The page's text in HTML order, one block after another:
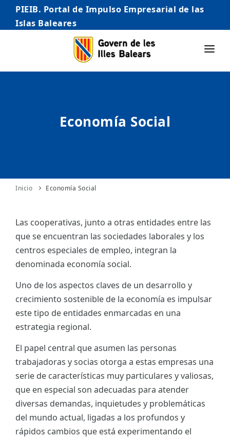
PIEIB. Portal de Impulso Empresarial de las
Islas Baleares
INICIO
AUTÓNOMO/AUTÓNOMA
INTERNACIONALIZACIÓN
ES
Economía Social
Inicio Economía Social
Las cooperativas, junto a otras entidades entre las
que se encuentran las sociedades laborales y los
centros especiales de empleo, integran la
denominada economía social.
Uno de los aspectos claves de un desarrollo y
crecimiento sostenible de la economía es impulsar
este tipo de entidades enmarcadas en una
estrategia regional.
El papel central que asumen las personas
trabajadoras y socias otorga a estas empresas una
serie de características muy particulares y valiosas,
que en especial son adecuadas para atender
diversas demandas, inquietudes y problemáticas
del mundo actual, ligadas a los profundos y
rápidos cambios que está experimentando el